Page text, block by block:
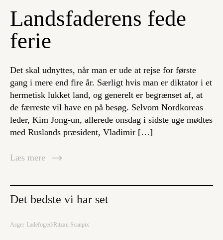
Landsfaderens fede
ferie
Det skal udnyttes, når man er ude at rejse for første
gang i mere end fire år. Særligt hvis man er diktator i et
hermetisk lukket land, og generelt er begrænset af, at
de færreste vil have en på besøg. Selvom Nordkoreas
leder, Kim Jong-un, allerede onsdag i sidste uge mødtes
med Ruslands præsident, Vladimir […]
Læs mere
Det bedste vi har set
Asger Ladefoged/Ritzau Scanpix